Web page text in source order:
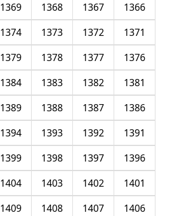
1366
1367
1368
1369
1371
1372
1373
1374
1376
1377
1378
1379
1381
1382
1383
1384
1386
1387
1388
1389
1391
1392
1393
1394
1396
1397
1398
1399
1401
1402
1403
1404
1406
1407
1408
1409